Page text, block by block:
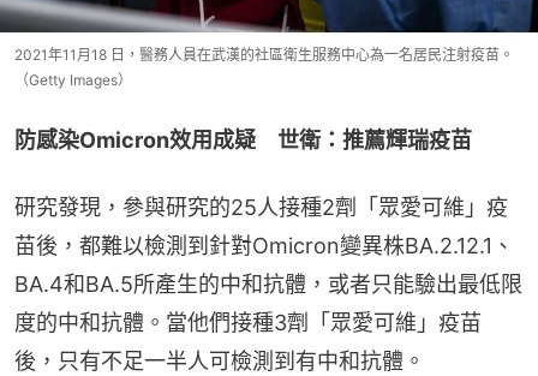
2021年11月18 日，醫務人員在武漢的社區衛生服務中心為一名居民注射疫苗。
（Getty Images）
防感染Omicron效用成疑　世衛：推薦輝瑞疫苗
研究發現，參與研究的25人接種2劑「眾愛可維」疫
苗後，都難以檢測到針對Omicron變異株BA.2.12.1、
BA.4和BA.5所產生的中和抗體，或者只能驗出最低限
度的中和抗體。當他們接種3劑「眾愛可維」疫苗
後，只有不足一半人可檢測到有中和抗體。